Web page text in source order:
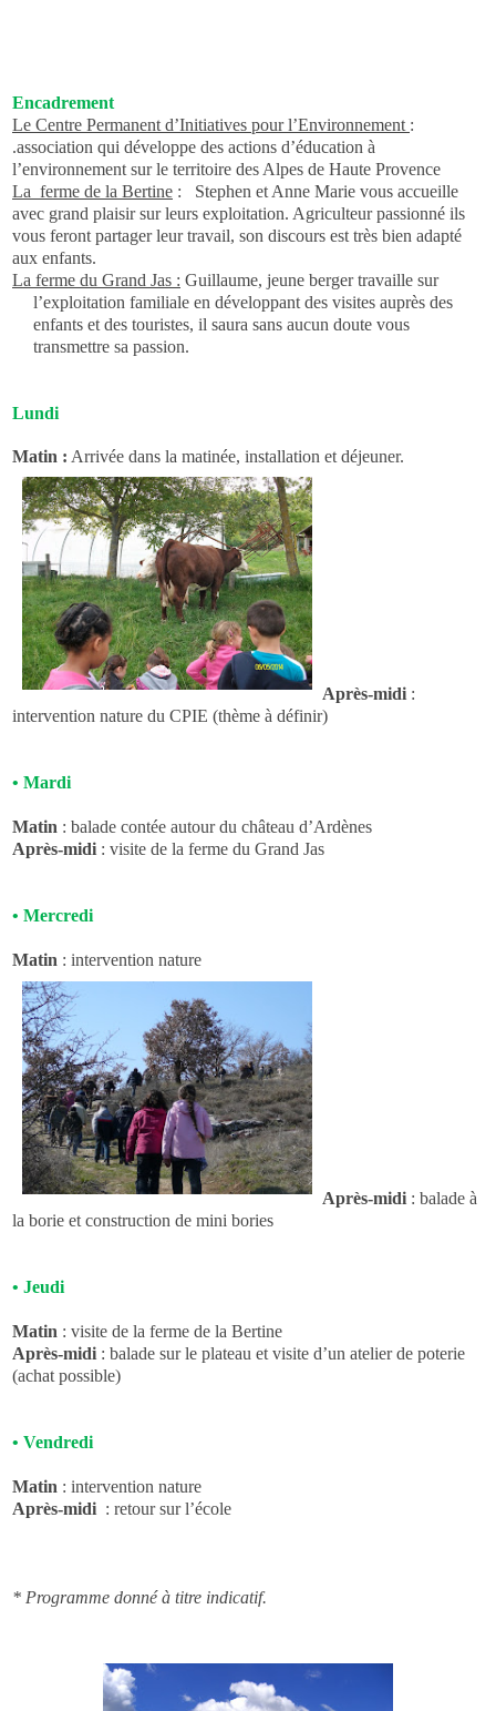
Encadrement
Le Centre Permanent d’Initiatives pour l’Environnement :
.association qui développe des actions d’éducation à
l’environnement sur le territoire des Alpes de Haute Provence
La ferme de la Bertine :
Stephen et Anne Marie vous accueille
avec grand plaisir sur leurs exploitation. Agriculteur passionné ils
vous feront partager leur travail, son discours est très bien adapté
aux enfants.
La ferme du Grand Jas : Guillaume, jeune berger travaille sur
l’exploitation familiale en développant des visites auprès des
enfants et des touristes, il saura sans aucun doute vous
transmettre sa passion.
Lundi
Matin : Arrivée dans la matinée, installation et déjeuner.
Après-midi :
intervention nature du CPIE (thème à définir)
• Mardi
Matin : balade contée autour du château d’Ardènes
Après-midi : visite de la ferme du Grand Jas
• Mercredi
Matin : intervention nature
Après-midi : balade à
la borie et construction de mini bories
• Jeudi
Matin : visite de la ferme de la Bertine
Après-midi : balade sur le plateau et visite d’un atelier de poterie
(achat possible)
• Vendredi
Matin : intervention nature
Après-midi : retour sur l’école
* Programme donné à titre indicatif.